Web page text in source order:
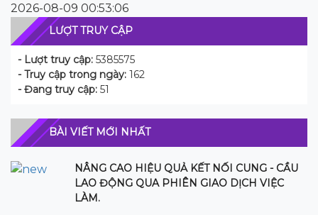
2026-08-09 00:53:06
LƯỢT TRUY CẬP
- Lượt truy cập: 5385575
- Truy cập trong ngày: 162
- Đang truy cập: 51
BÀI VIẾT MỚI NHẤT
NÂNG CAO HIỆU QUẢ KẾT NỐI CUNG - CẦU
LAO ĐỘNG QUA PHIÊN GIAO DỊCH VIỆC
LÀM.